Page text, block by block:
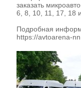
заказать
6, 8, 10, 11, 17, 18
Подробная
https://avtoarena-